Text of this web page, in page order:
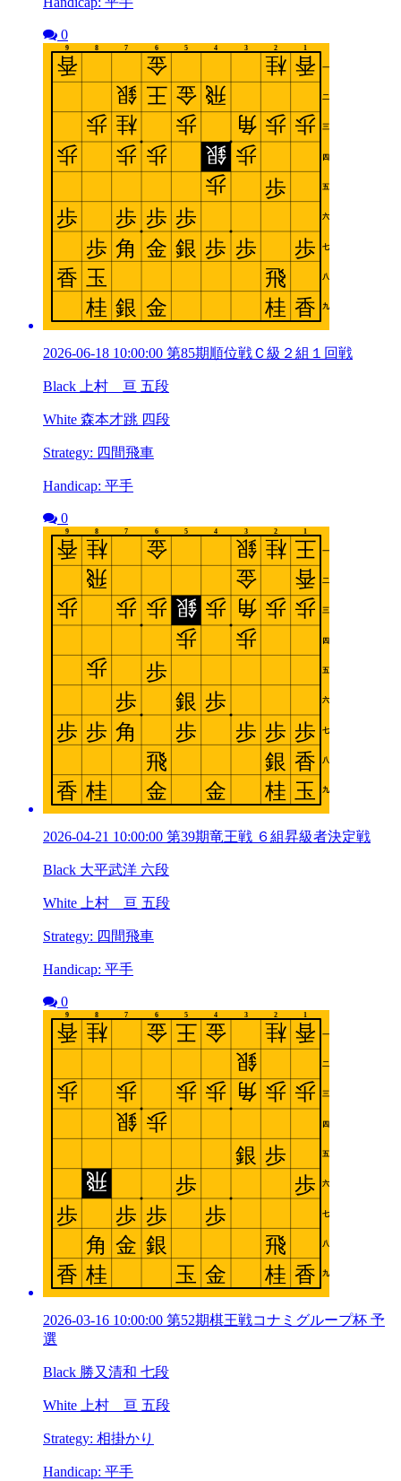
0
2026-06-18 10:00:00 第85期順位戦Ｃ級２組１回戦
Black 上村 亘 五段
White 森本才跳 四段
Strategy: 四間飛車
Handicap: 平手
0
2026-04-21 10:00:00 第39期竜王戦 ６組昇級者決定戦
Black 大平武洋 六段
White 上村 亘 五段
Strategy: 四間飛車
Handicap: 平手
0
2026-03-16 10:00:00 第52期棋王戦コナミグループ杯 予
選
Black 勝又清和 七段
White 上村 亘 五段
Strategy: 相掛かり
Handicap: 平手